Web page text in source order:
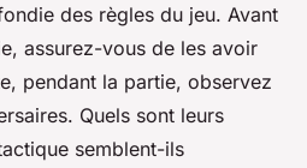
des règles du jeu. Avant
assurez-vous de les avoir
pendant la partie, observez
Quels sont leurs
semblent-ils